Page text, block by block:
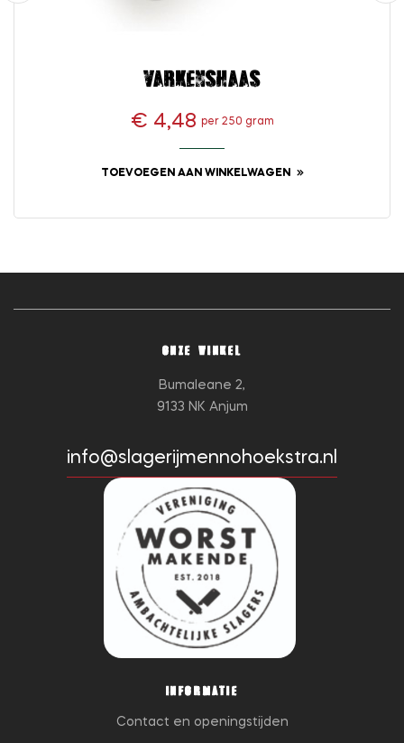
Varkenshaas
Prijs
€ 4,48 per 250 gram
TOEVOEGEN AAN WINKELWAGEN
ONZE WINKEL
Bumaleane 2,
9133 NK Anjum
info@slagerijmennohoekstra.nl
INFORMATIE
Contact en openingstijden